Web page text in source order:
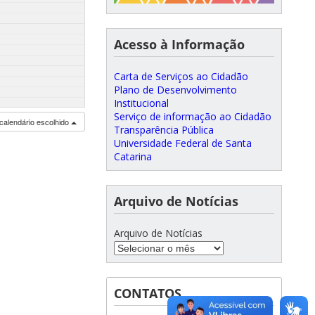
escolhido
Acesso à Informação
Carta de Serviços ao Cidadão
Plano de Desenvolvimento
Institucional
Serviço de informação ao Cidadão
Transparência Pública
Universidade Federal de Santa
Catarina
Arquivo de Notícias
Arquivo de Notícias
CONTATOS